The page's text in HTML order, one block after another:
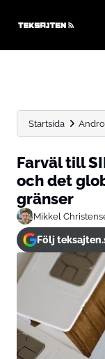
Startsida
Farväl till
och det
gränser
Mikkel
Följ